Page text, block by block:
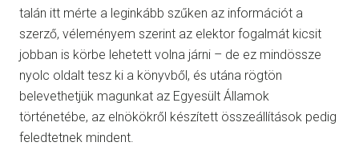
talán itt mérte a leginkább szűken az információt a
szerző, véleményem szerint az elektor fogalmát kicsit
jobban is körbe lehetett volna járni – de ez mindössze
nyolc oldalt tesz ki a könyvből, és utána rögtön
belevethetjük magunkat az Egyesült Államok
történetébe, az elnökökről készített összeállítások pedig
feledtetnek mindent.